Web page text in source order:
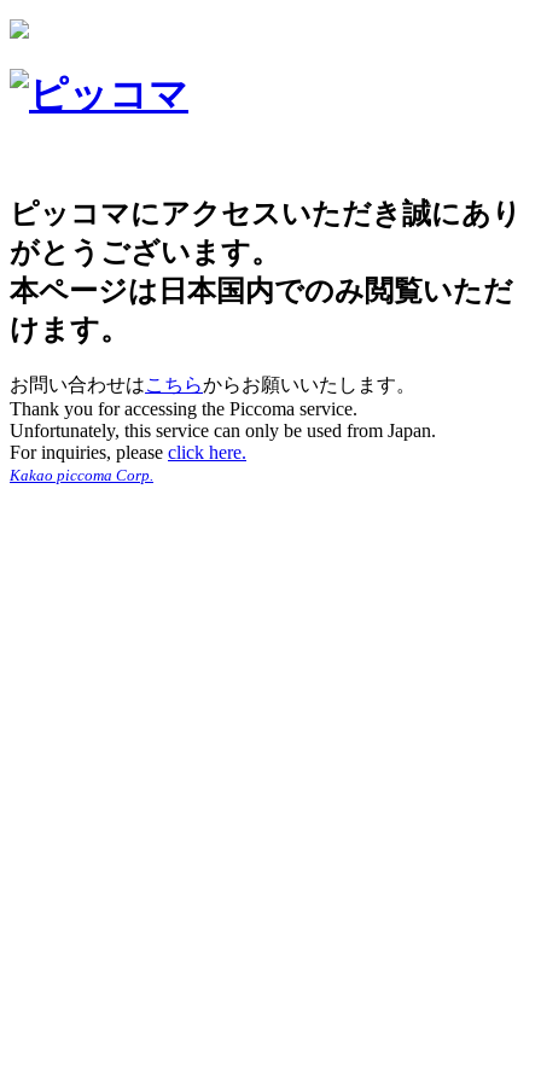
ピッコマにアクセスいただき誠にあり
がとうございます。
本ページは日本国内でのみ閲覧いただ
けます。
お問い合わせはこちらからお願いいたします。
Thank you for accessing the Piccoma service.
Unfortunately, this service can only be used from Japan.
For inquiries, please click here.
Kakao piccoma Corp.